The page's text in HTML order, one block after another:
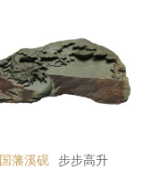
国藩溪砚 步步高升